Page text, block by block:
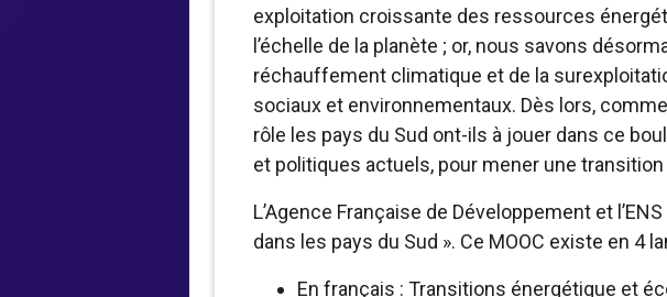
exploitation croissante des ressources
l’échelle de la planète ; or, nous savons
réchauffement climatique et de la
sociaux et environnementaux. Dès lors,
rôle les pays du Sud ont-ils à jouer dans ce
et politiques actuels, pour mener une
L’Agence Française de Développement et
dans les pays du Sud ». Ce MOOC existe en 4
En français : Transitions énergétique et